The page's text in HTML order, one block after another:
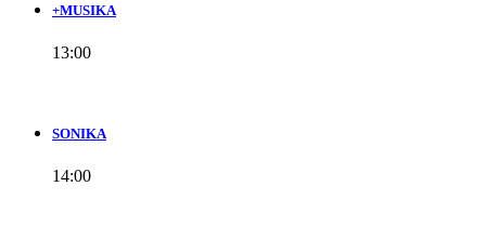
+MUSIKA
13:00
SONIKA
14:00